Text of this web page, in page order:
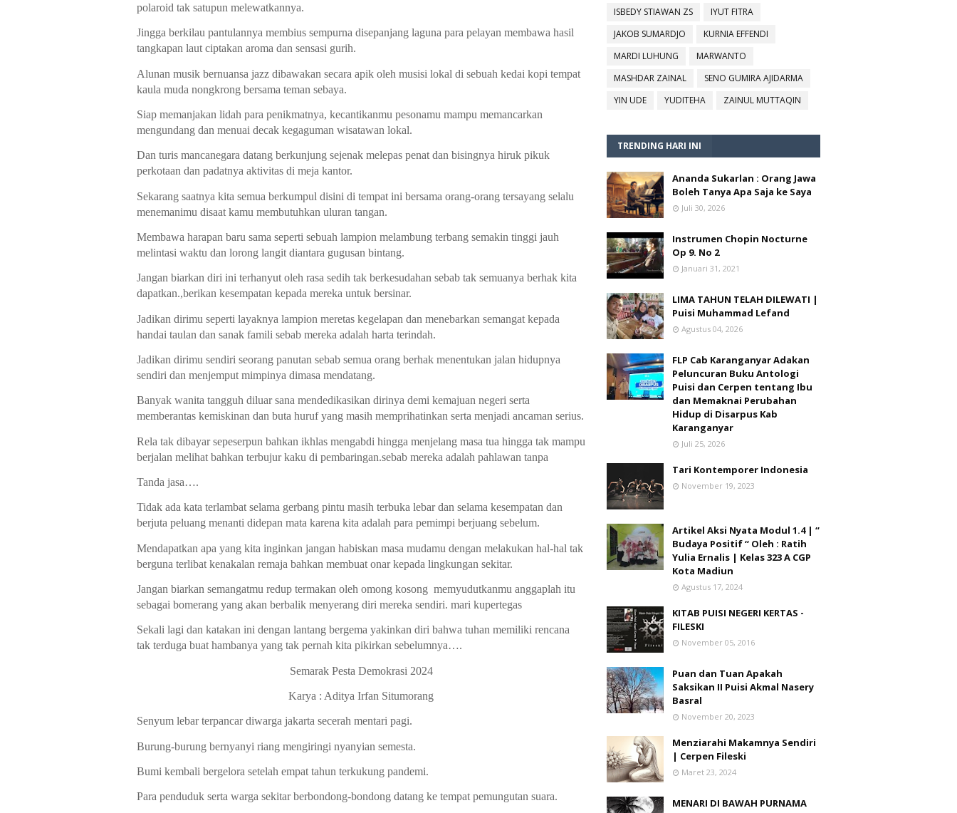
polaroid tak satupun melewatkannya.
Jingga berkilau pantulannya membius sempurna disepanjang laguna para pelayan membawa hasil
tangkapan laut ciptakan aroma dan sensasi gurih.
Alunan musik bernuansa jazz dibawakan secara apik oleh musisi lokal di sebuah kedai kopi tempat
kaula muda nongkrong bersama teman sebaya.
Siap memanjakan lidah para penikmatnya, kecantikanmu pesonamu mampu memancarkan
mengundang dan menuai decak kegaguman wisatawan lokal.
Dan turis mancanegara datang berkunjung sejenak melepas penat dan bisingnya hiruk pikuk
perkotaan dan padatnya aktivitas di meja kantor.
Sekarang saatnya kita semua berkumpul disini di tempat ini bersama orang-orang tersayang selalu
menemanimu disaat kamu membutuhkan uluran tangan.
Membawa harapan baru sama seperti sebuah lampion melambung terbang semakin tinggi jauh
melintasi waktu dan lorong langit diantara gugusan bintang.
Jangan biarkan diri ini terhanyut oleh rasa sedih tak berkesudahan sebab tak semuanya berhak kita
dapatkan.,berikan kesempatan kepada mereka untuk bersinar.
Jadikan dirimu seperti layaknya lampion meretas kegelapan dan menebarkan semangat kepada
handai taulan dan sanak famili sebab mereka adalah harta terindah.
Jadikan dirimu sendiri seorang panutan sebab semua orang berhak menentukan jalan hidupnya
sendiri dan menjemput mimpinya dimasa mendatang.
Banyak wanita tangguh diluar sana mendedikasikan dirinya demi kemajuan negeri serta
memberantas kemiskinan dan buta huruf yang masih memprihatinkan serta menjadi ancaman serius.
Rela tak dibayar sepeserpun bahkan ikhlas mengabdi hingga menjelang masa tua hingga tak mampu
berjalan melihat bahkan terbujur kaku di pembaringan.sebab mereka adalah pahlawan tanpa
Tanda jasa….
Tidak ada kata terlambat selama gerbang pintu masih terbuka lebar dan selama kesempatan dan
berjuta peluang menanti didepan mata karena kita adalah para pemimpi berjuang sebelum.
Mendapatkan apa yang kita inginkan jangan habiskan masa mudamu dengan melakukan hal-hal tak
berguna terlibat kenakalan remaja bahkan membuat onar kepada lingkungan sekitar.
Jangan biarkan semangatmu redup termakan oleh omong kosong  memyudutkanmu anggaplah itu
sebagai bomerang yang akan berbalik menyerang diri mereka sendiri. mari kupertegas
Sekali lagi dan katakan ini dengan lantang bergema yakinkan diri bahwa tuhan memiliki rencana
tak terduga buat hambanya yang tak pernah kita pikirkan sebelumnya….
Semarak Pesta Demokrasi 2024
Karya : Aditya Irfan Situmorang
Senyum lebar terpancar diwarga jakarta secerah mentari pagi.
Burung-burung bernyanyi riang mengiringi nyanyian semesta.
Bumi kembali bergelora setelah empat tahun terkukung pandemi.
Para penduduk serta warga sekitar berbondong-bondong datang ke tempat pemungutan suara.
ISBEDY STIAWAN ZS
IYUT FITRA
JAKOB SUMARDJO
KURNIA EFFENDI
MARDI LUHUNG
MARWANTO
MASHDAR ZAINAL
SENO GUMIRA AJIDARMA
YIN UDE
YUDITEHA ZAINUL MUTTAQIN
TRENDING HARI INI
Ananda Sukarlan : Orang Jawa
Boleh Tanya Apa Saja ke Saya
Juli 30, 2026
Instrumen Chopin Nocturne
Op 9. No 2
Januari 31, 2021
LIMA TAHUN TELAH DILEWATI |
Puisi Muhammad Lefand
Agustus 04, 2026
FLP Cab Karanganyar Adakan
Peluncuran Buku Antologi
Puisi dan Cerpen tentang Ibu
dan Memaknai Perubahan
Hidup di Disarpus Kab
Karanganyar
Juli 25, 2026
Tari Kontemporer Indonesia
November 19, 2023
Artikel Aksi Nyata Modul 1.4 | “
Budaya Positif “ Oleh : Ratih
Yulia Ernalis | Kelas 323 A CGP
Kota Madiun
Agustus 17, 2024
KITAB PUISI NEGERI KERTAS -
FILESKI
November 05, 2016
Puan dan Tuan Apakah
Saksikan II Puisi Akmal Nasery
Basral
November 20, 2023
Menziarahi Makamnya Sendiri
| Cerpen Fileski
Maret 23, 2024
MENARI DI BAWAH PURNAMA